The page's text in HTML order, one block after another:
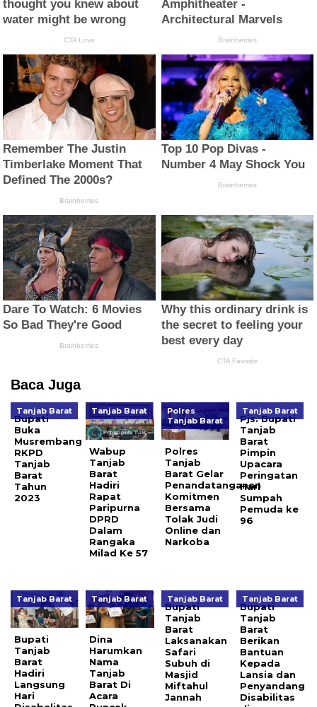
Baca Juga
Tanjab Barat
Bupati
Buka
Musrembang
RKPD
Tanjab
Barat
Tahun
2023
Tanjab Barat
Wabup
Tanjab
Barat
Hadiri
Rapat
Paripurna
DPRD
Dalam
Rangaka
Milad Ke 57
Polres
Tanjab Barat
Polres
Tanjab
Barat Gelar
Penandatanganan
Komitmen
Bersama
Tolak Judi
Online dan
Narkoba
Tanjab Barat
Pjs. Bupati
Tanjab
Barat
Pimpin
Upacara
Peringatan
Hari
Sumpah
Pemuda ke
96
Tanjab Barat
Bupati
Tanjab
Barat
Hadiri
Langsung
Hari
Tanjab Barat
Dina
Harumkan
Nama
Tanjab
Barat Di
Acara
Tanjab Barat
Bupati
Tanjab
Barat
Laksanakan
Safari
Subuh di
Masjid
Miftahul
Jannah
Tanjab Barat
Bupati
Tanjab
Barat
Berikan
Bantuan
Kepada
Lansia dan
Penyandang
Disabilitas